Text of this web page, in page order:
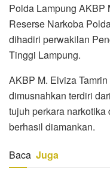
Polda Lampung AKBP
Reserse Narkoba
dihadiri perwakilan
Tinggi Lampung.
AKBP M. Elviza
dimusnahkan terdiri
tujuh perkara narkotika
berhasil diamankan.
Baca Juga